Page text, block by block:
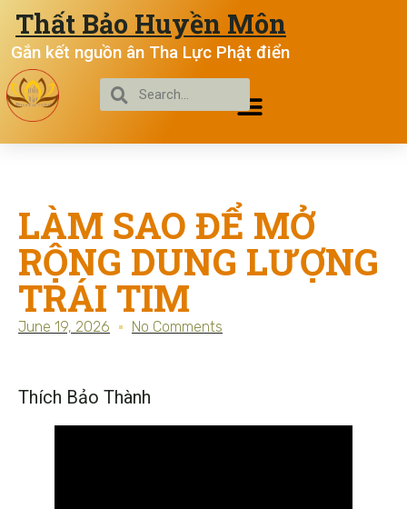
Thất Bảo Huyền Môn
Gắn kết nguồn ân Tha Lực Phật điển
LÀM SAO ĐỂ MỞ
RỘNG DUNG LƯỢNG
TRÁI TIM
June 19, 2026 No Comments
Thích Bảo Thành